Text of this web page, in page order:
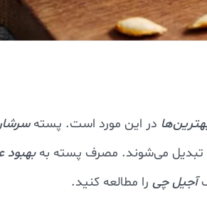
در این مورد است. پسته
بهبود
آجیل چی را مطالعه کنید.